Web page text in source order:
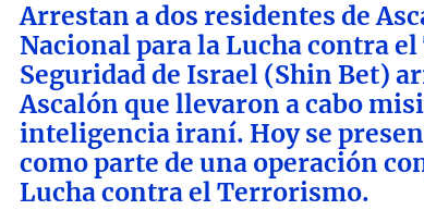
Arrestan a dos residentes de
Nacional para la Lucha contra
Seguridad de Israel (Shin Bet)
Ascalón que llevaron a cabo
inteligencia iraní. Hoy se
como parte de una operación
Lucha contra el Terrorismo.